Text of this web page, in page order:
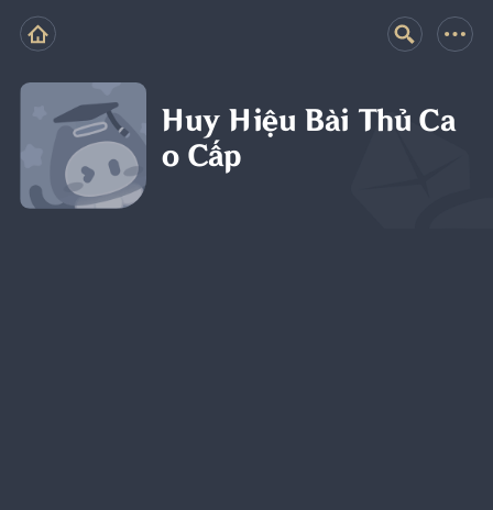
Huy Hiệu Bài Thủ Ca
o Cấp